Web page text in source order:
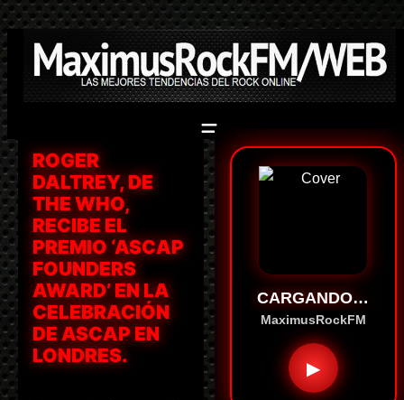
Saltar
contenido
ROGER
DALTREY, DE
THE WHO,
RECIBE EL
PREMIO ‘ASCAP
FOUNDERS
AWARD’ EN LA
CELEBRACIÓN
DE ASCAP EN
LONDRES.
CARGANDO…
MaximusRockFM
▶